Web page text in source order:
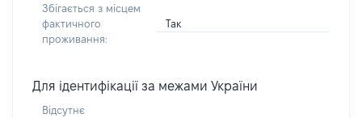
Збігається з місцем
фактичного
проживання:
Так
Для ідентифікації за межами України
Відсутнє